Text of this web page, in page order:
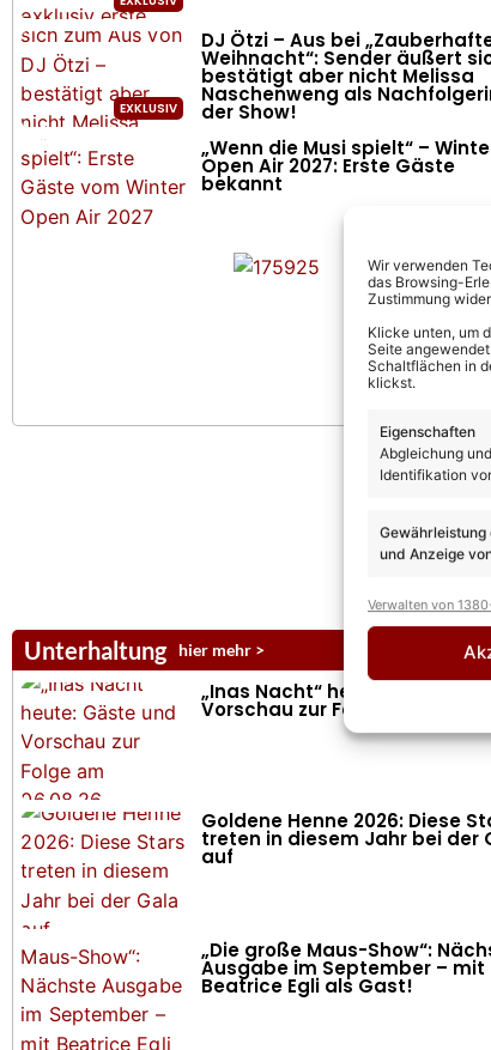
Wir verwenden
das Browsing-
Zustimmung
Klicke unten, um
Seite
Schaltflächen in
klickst.
Eigenschaften
Abgleichung
Identifikation
und Anzeige
Verwalten von
DJ Ötzi – Aus bei
Weihnacht“: Sender äußert
bestätigt aber nicht Melissa
Naschenweng als
der Show!
„Wenn die Musi spielt“ –
Open Air 2027: Erste Gäste
bekannt
Unterhaltung hier mehr >
„Inas Nacht“ heute: Gäste und
Vorschau zur Folge am
Goldene Henne 2026: Diese
treten in diesem Jahr bei der
auf
„Die große Maus-Show“:
Ausgabe im September – mit
Beatrice Egli als Gast!